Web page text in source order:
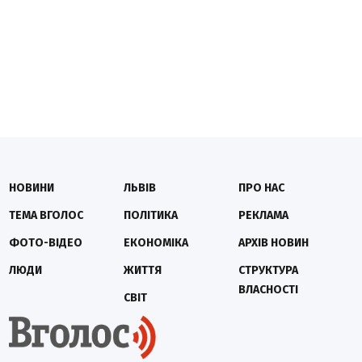
НОВИНИ
ТЕМА ВГОЛОС
ФОТО-ВІДЕО
ЛЮДИ
ЛЬВІВ
ПОЛІТИКА
ЕКОНОМІКА
ЖИТТЯ
СВІТ
ПРО НАС
РЕКЛАМА
АРХІВ НОВИН
СТРУКТУРА
ВЛАСНОСТІ